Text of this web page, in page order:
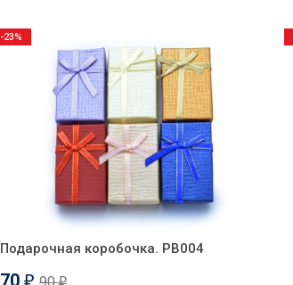
Подарочная коробочка. PB004
70 ₽ ₽
-23%